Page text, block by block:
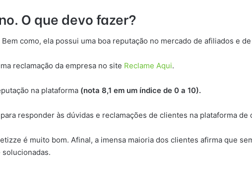
O que devo fazer?
como, ela possui uma boa reputação no mercado de afiliados e de
reclamação da empresa no site Reclame Aqui.
na plataforma (nota 8,1 em um índice de 0 a 10).
responder às dúvidas e reclamações de clientes na plataforma
é muito bom. Afinal, a imensa maioria dos clientes afirma que